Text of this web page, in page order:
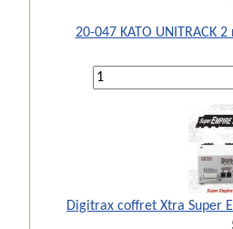
20-047 KATO UNITRACK
Digitrax coffret Xtra Super